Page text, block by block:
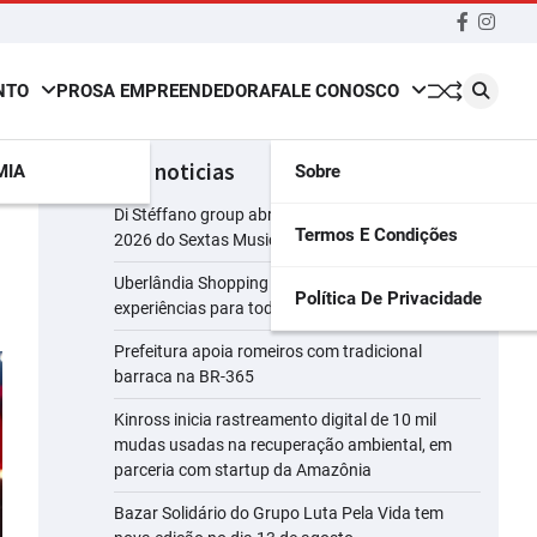
PROSA EMPREENDEDORAFALE CONOSCO
Sobre
Termos E Condições
Política De Privacidade
últimas noticias
Di Stéffano group abre a segunda temporada de
2026 do Sextas Musicais
Uberlândia Shopping reúne presentes e
experiências para todos os perfis de pais
Prefeitura apoia romeiros com tradicional
barraca na BR-365
Kinross inicia rastreamento digital de 10 mil
mudas usadas na recuperação ambiental, em
parceria com startup da Amazônia
Bazar Solidário do Grupo Luta Pela Vida tem